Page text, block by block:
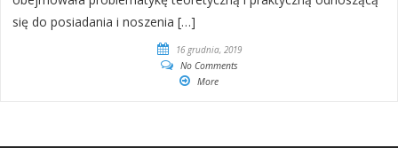
się do posiadania i noszenia […]
16 grudnia, 2019
No Comments
More